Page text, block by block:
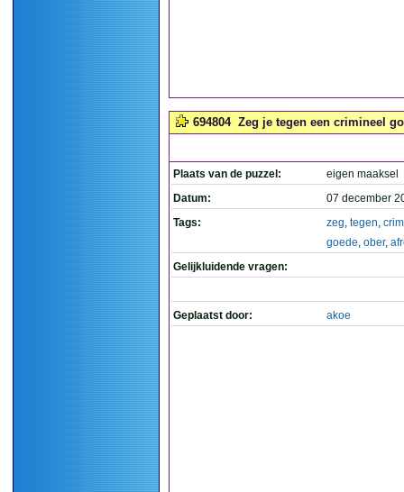
694804 Zeg je tegen een crimineel
Plaats van de puzzel:
eigen maaksel
Datum:
07 december
Tags:
zeg, tegen,
goede, ober,
Gelijkluidende vragen:
Geplaatst door: akoe